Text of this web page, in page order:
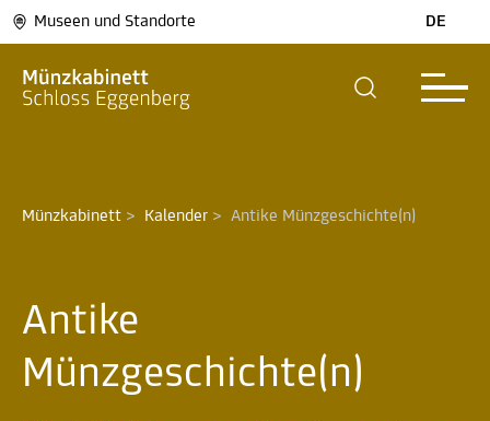
Museen und Standorte DE
Münzkabinett > Kalender > Antike Münzgeschichte(n)
Antike
Münzgeschichte(n)